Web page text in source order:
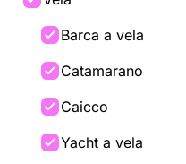
Barca a vela
Catamarano
Caicco
Yacht a vela